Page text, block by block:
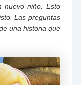
nuevo niño. Esto
Las preguntas
una historia que